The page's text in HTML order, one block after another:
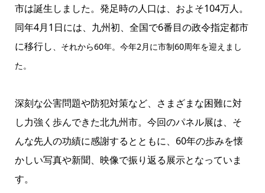
市は誕生しました。発足時の人口は、およそ104万人。
同年4月1日には、九州初、全国で6番目の政令指定都市
に移行し、それから60年。今年2月に市制60周年を迎えまし
た。
深刻な公害問題や防犯対策など、さまざまな困難に対
し力強く歩んできた北九州市。今回のパネル展は、そ
んな先人の功績に感謝するとともに、60年の歩みを懐
かしい写真や新聞、映像で振り返る展示となっていま
す。